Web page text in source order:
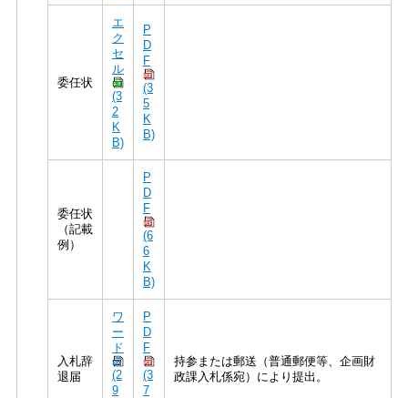
委任状
エ
ク
セ
ル
(3
2
K
B)
P
D
F
(3
5
K
B)
委任状
（記載
例）
P
D
F
(6
6
K
B)
入札辞
退届
ワ
ー
ド
(2
9
P
D
F
(3
7
持参または郵送（普通郵便等、企画財
政課入札係宛）により提出。